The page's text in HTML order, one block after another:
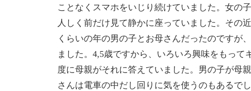
ことなくスマホをいじり続けていました。女の
人しく前だけ見て静かに座っていました。その
くらいの年の男の子とお母さんだったのですが
ました。4,5歳ですから、 いろいろ興味をもって
度に母親がそれに答えていました。男の子が母
さんは電車の中だし回りに気を使うのもあるで